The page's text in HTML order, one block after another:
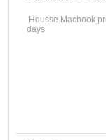
Housse Macbook
days